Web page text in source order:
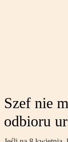
Szef nie
odbioru